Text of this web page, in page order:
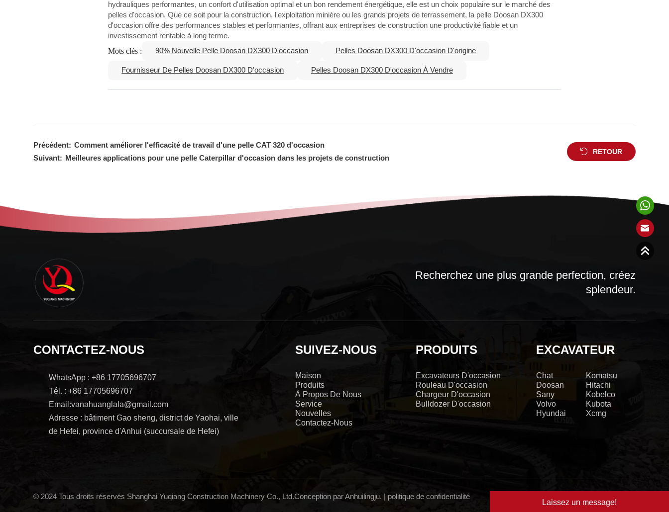
hydrauliques performantes, un confort d'utilisation optimal et un bon rendement énergétique, elle est un choix populaire sur le marché des
pelles d'occasion. Que ce soit pour la construction, l'exploitation minière ou les grands projets de terrassement, la pelle Doosan DX300
d'occasion offre des performances stables et performantes, offrant aux entreprises de construction une productivité fiable et un
investissement rentable à long terme.
Mots clés : 90% Nouvelle Pelle Doosan DX300 D'occasion Pelles Doosan DX300 D'occasion D'origine
Fournisseur De Pelles Doosan DX300 D'occasion Pelles Doosan DX300 D'occasion À Vendre
Précédent: Comment améliorer l'efficacité de travail d'une pelle CAT 320 d'occasion
Suivant:
Meilleures applications pour une pelle Caterpillar d'occasion dans les projets de construction
RETOUR
Recherchez une plus grande perfection, créez
splendeur.
CONTACTEZ-NOUS
WhatsApp : +86 17705696707
Tél. : +86 17705696707
Email:vanahuanglala@gmail.com
Adresse : bâtiment Gao sheng, district de Yaohai, ville
de Hefei, province d'Anhui (succursale de Hefei)
SUIVEZ-NOUS
Maison
Produits
À Propos De Nous
Service
Nouvelles
Contactez-Nous
PRODUITS
Excavateurs D'occasion
Rouleau D'occasion
Chargeur D'occasion
Bulldozer D'occasion
EXCAVATEUR
Chat
Komatsu
Doosan
Hitachi
Sany
Kobelco
Volvo
Kubota
Hyundai
Xcmg
© 2024 Tous droits réservés Shanghai Yuqiang Construction Machinery Co., Ltd.Conception par Anhuilingju. | politique de confidentialité
Laissez un message!